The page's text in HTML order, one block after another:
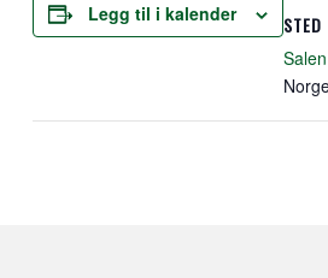
Legg til i kalender STED
Salen